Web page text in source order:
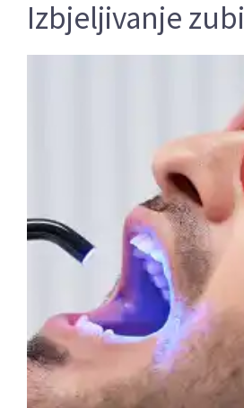
Izbjeljivanje zubi